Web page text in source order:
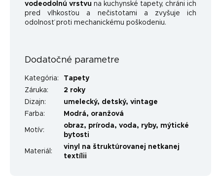
vodeodolnú vrstvu na kuchynské tapety, chráni ich
pred vlhkosťou a nečistotami a zvyšuje ich
odolnosť proti mechanickému poškodeniu.
Dodatočné parametre
Kategória:
Tapety
Záruka:
2 roky
Dizajn: umelecký, detský, vintage
Farba: Modrá, oranžová
Motív:
obraz, príroda, voda, ryby, mýtické
bytosti
Materiál :
vinyl na štruktúrovanej netkanej
textílii